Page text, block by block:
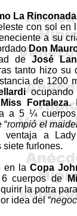
La Rinconada
con sol en
a su
Don
deJosé
tanto hizo su
de 1200
ocupando
Miss Fortaleza.
a 5 ¼
“rompió el
ventaja a
siete furlones.
en la Copa
6 cuerpos de
la potra
idea del “